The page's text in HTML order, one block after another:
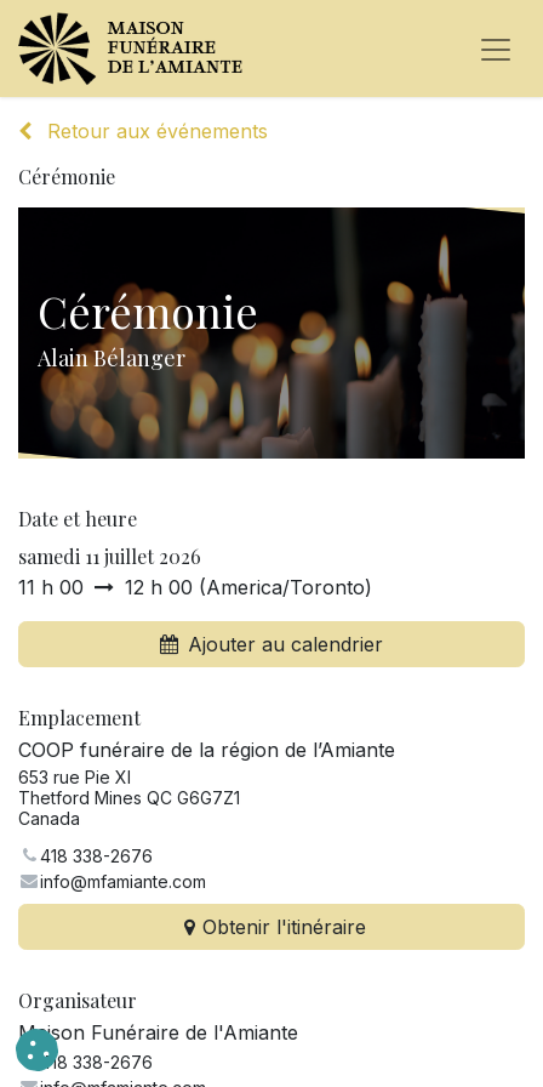
Retour aux événements
Cérémonie
Cérémonie
Alain Bélanger
Date et heure
samedi 11 juillet 2026
11 h 00 12 h 00 (America/Toronto)
Ajouter au calendrier
Emplacement
COOP funéraire de la région de l’Amiante
653 rue Pie XI
Thetford Mines QC G6G7Z1
Canada
418 338-2676
info@mfamiante.com
Obtenir l'itinéraire
Organisateur
Maison Funéraire de l'Amiante
418 338-2676